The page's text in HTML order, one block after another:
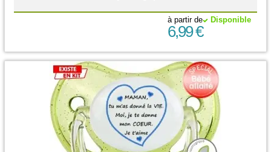
Disponible
à partir de
6,99 €